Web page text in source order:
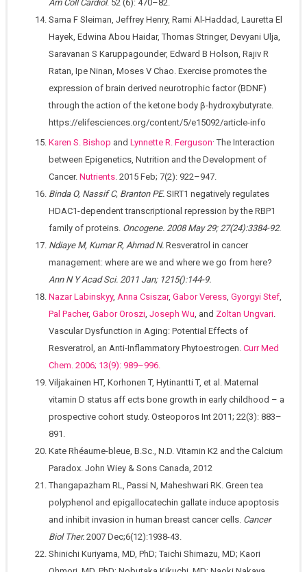
Am Coll Cardiol. 52 (6): 470–82.
Sama F Sleiman, Jeffrey Henry, Rami Al-Haddad, Lauretta El
Hayek, Edwina Abou Haidar, Thomas Stringer, Devyani Ulja,
Saravanan S Karuppagounder, Edward B Holson, Rajiv R
Ratan, Ipe Ninan, Moses V Chao. Exercise promotes the
expression of brain derived neurotrophic factor (BDNF)
through the action of the ketone body β-hydroxybutyrate.
https://elifesciences.org/content/5/e15092/article-info
Karen S. Bishop and Lynnette R. Ferguson.The Interaction
between Epigenetics, Nutrition and the Development of
Cancer. Nutrients. 2015 Feb; 7(2): 922–947.
Binda O, Nassif C, Branton PE. SIRT1 negatively regulates
HDAC1-dependent transcriptional repression by the RBP1
family of proteins. Oncogene. 2008 May 29; 27(24):3384-92.
Ndiaye M, Kumar R, Ahmad N. Resveratrol in cancer
management: where are we and where we go from here?
Ann N Y Acad Sci. 2011 Jan; 1215():144-9.
Nazar Labinskyy, Anna Csiszar, Gabor Veress, Gyorgyi Stef,
Pal Pacher, Gabor Oroszi, Joseph Wu, and Zoltan Ungvari.
Vascular Dysfunction in Aging: Potential Effects of
Resveratrol, an Anti-Inflammatory Phytoestrogen. Curr Med
Chem. 2006; 13(9): 989–996.
Viljakainen HT, Korhonen T, Hytinantti T, et al. Maternal
vitamin D status aff ects bone growth in early childhood – a
prospective cohort study. Osteoporos Int 2011; 22(3): 883–
891.
Kate Rhéaume-bleue, B.Sc., N.D. Vitamin K2 and the Calcium
Paradox. John Wiey & Sons Canada, 2012
Thangapazham RL, Passi N, Maheshwari RK. Green tea
polyphenol and epigallocatechin gallate induce apoptosis
and inhibit invasion in human breast cancer cells. Cancer
Biol Ther. 2007 Dec;6(12):1938-43.
Shinichi Kuriyama, MD, PhD; Taichi Shimazu, MD; Kaori